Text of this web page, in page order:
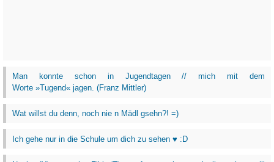
Man konnte schon in Jugendtagen // mich mit dem
Worte »Tugend« jagen. (Franz Mittler)
Wat willst du denn, noch nie n Mädl gsehn?! =)
Ich gehe nur in die Schule um dich zu sehen ♥ :D